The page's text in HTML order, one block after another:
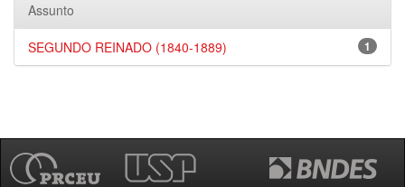
Assunto
1
SEGUNDO REINADO (1840-1889)